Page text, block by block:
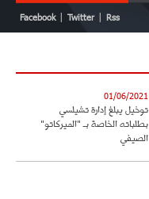
Facebook Twitter Rss
01/06/2021
توخيل يبلغ إدارة تشيلسي
بطلباته الخاصة بـ "الميركاتو"
الصيفي